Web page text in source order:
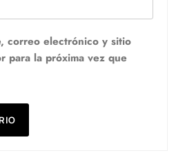
correo electrónico y sitio
para la próxima vez que